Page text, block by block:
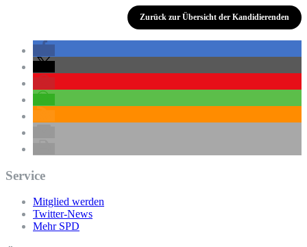
Zurück zur Übersicht der Kandidierenden
Service
Mitglied werden
Twitter-News
Mehr SPD